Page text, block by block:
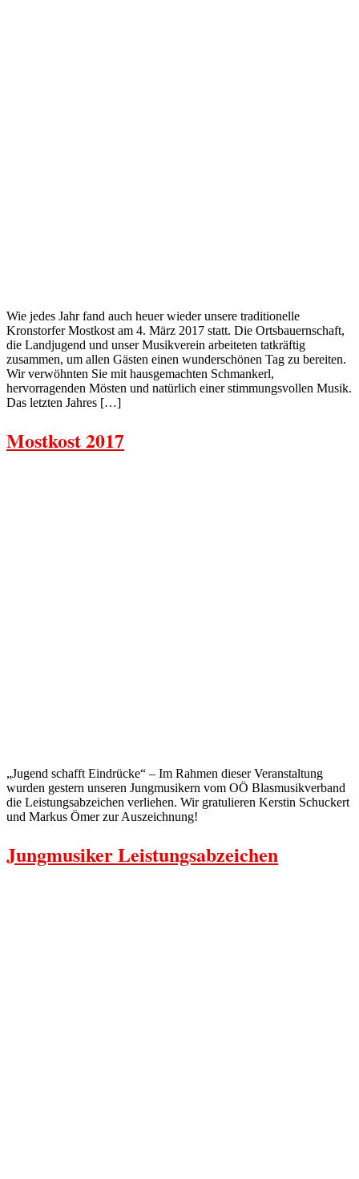
Wie jedes Jahr fand auch heuer wieder unsere traditionelle
Kronstorfer Mostkost am 4. März 2017 statt. Die Ortsbauernschaft,
die Landjugend und unser Musikverein arbeiteten tatkräftig
zusammen, um allen Gästen einen wunderschönen Tag zu bereiten.
Wir verwöhnten Sie mit hausgemachten Schmankerl,
hervorragenden Mösten und natürlich einer stimmungsvollen Musik.
Das letzten Jahres […]
Mostkost 2017
„Jugend schafft Eindrücke“ – Im Rahmen dieser Veranstaltung
wurden gestern unseren Jungmusikern vom OÖ Blasmusikverband
die Leistungsabzeichen verliehen. Wir gratulieren Kerstin Schuckert
und Markus Ömer zur Auszeichnung!
Jungmusiker Leistungsabzeichen